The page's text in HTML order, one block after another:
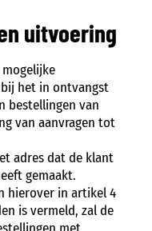
uitvoering
het in ontvangst
bestellingen van
van aanvragen tot
adres dat de klant
gemaakt.
hierover in artikel 4
is vermeld, zal de